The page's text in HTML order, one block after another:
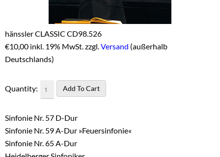
hänssler CLASSIC CD98.526
€10,00 inkl. 19% MwSt. zzgl.Versand (außerhalb
Deutschlands)
Quantity:
Sinfonie Nr. 57 D-Dur
Sinfonie Nr. 59 A-Dur »Feuersinfonie«
Sinfonie Nr. 65 A-Dur